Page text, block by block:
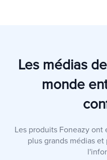
Les médias
monde
Les produits Foneazy ont
plus grands médias